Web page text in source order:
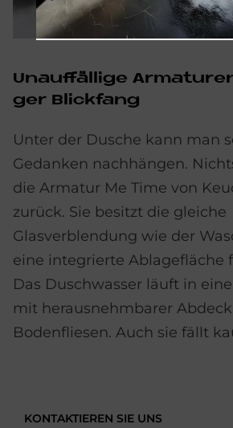
Un­auf­fäl­li­ge
ger Blick­fang
Unter der Dusche kann man
Gedanken nachhängen.
die Armatur Me Time von
zurück. Sie besitzt die gleiche
Glasverblendung wie der
eine integrierte Ablagefläche
Das Duschwasser läuft in
mit herausnehmbarer
Bodenfliesen. Auch sie fällt
KONTAKTIEREN SIE UNS